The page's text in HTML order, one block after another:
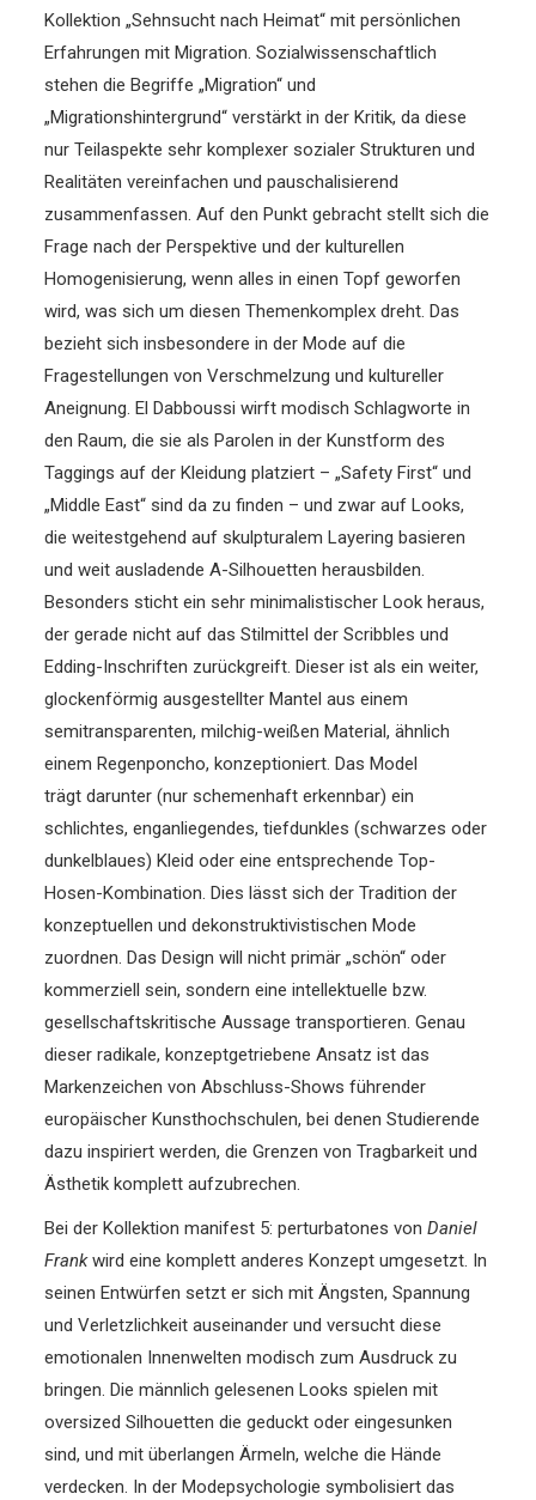
Kollektion „Sehnsucht nach Heimat“ mit persönlichen
Erfahrungen mit Migration. Sozialwissenschaftlich
stehen die Begriffe „Migration“ und
„Migrationshintergrund“ verstärkt in der Kritik, da diese
nur Teilaspekte sehr komplexer sozialer Strukturen und
Realitäten vereinfachen und pauschalisierend
zusammenfassen. Auf den Punkt gebracht stellt sich die
Frage nach der Perspektive und der kulturellen
Homogenisierung, wenn alles in einen Topf geworfen
wird, was sich um diesen Themenkomplex dreht. Das
bezieht sich insbesondere in der Mode auf die
Fragestellungen von Verschmelzung und kultureller
Aneignung. El Dabboussi wirft modisch Schlagworte in
den Raum, die sie als Parolen in der Kunstform des
Taggings auf der Kleidung platziert – „Safety First“ und
„Middle East“ sind da zu finden – und zwar auf Looks,
die weitestgehend auf skulpturalem Layering basieren
und weit ausladende A-Silhouetten herausbilden.
Besonders sticht ein sehr minimalistischer Look heraus,
der gerade nicht auf das Stilmittel der Scribbles und
Edding-Inschriften zurückgreift. Dieser ist als ein weiter,
glockenförmig ausgestellter Mantel aus einem
semitransparenten, milchig-weißen Material, ähnlich
einem Regenponcho, konzeptioniert. Das Model
trägt darunter (nur schemenhaft erkennbar) ein
schlichtes, enganliegendes, tiefdunkles (schwarzes oder
dunkelblaues) Kleid oder eine entsprechende Top-
Hosen-Kombination. Dies lässt sich der Tradition der
konzeptuellen und dekonstruktivistischen Mode
zuordnen. Das Design will nicht primär „schön“ oder
kommerziell sein, sondern eine intellektuelle bzw.
gesellschaftskritische Aussage transportieren. Genau
dieser radikale, konzeptgetriebene Ansatz ist das
Markenzeichen von Abschluss-Shows führender
europäischer Kunsthochschulen, bei denen Studierende
dazu inspiriert werden, die Grenzen von Tragbarkeit und
Ästhetik komplett aufzubrechen.
Bei der Kollektion manifest 5: perturbatones vonDaniel
Frankwird eine komplett anderes Konzept umgesetzt. In
seinen Entwürfen setzt er sich mit Ängsten, Spannung
und Verletzlichkeit auseinander und versucht diese
emotionalen Innenwelten modisch zum Ausdruck zu
bringen. Die männlich gelesenen Looks spielen mit
oversized Silhouetten die geduckt oder eingesunken
sind, und mit überlangen Ärmeln, welche die Hände
verdecken. In der Modepsychologie symbolisiert das